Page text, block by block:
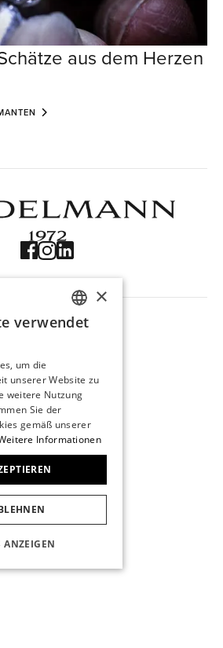
aus dem Herzen
GERMAN
FRENCH
×
verwendet
um die
unserer Website zu
weitere Nutzung
Sie der
gemäß unserer
Informationen
ANZEIGEN